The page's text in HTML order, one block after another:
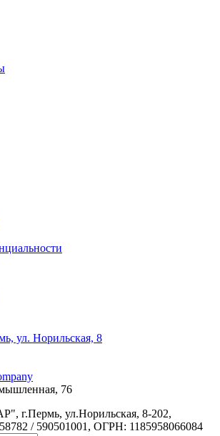
ул. Норильская, 8
76
г.Пермь, ул.Норильская, 8-202,
/ 590501001, ОГРН: 1185958066084